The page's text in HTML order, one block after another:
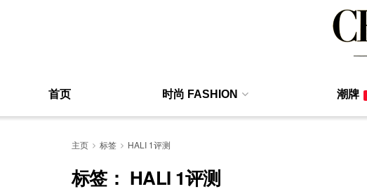
首页 时尚 FASHION 潮牌
主页 标签 HALI 1评测
标签： HALI 1评测